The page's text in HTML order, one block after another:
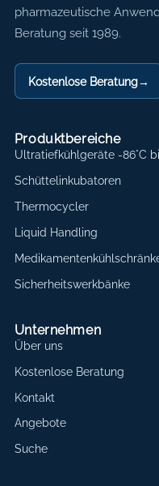
pharmazeutische
Beratung seit 1989.
Kostenlose Beratung→
Produktbereiche
Ultratiefkühlgeräte -86°C
Schüttelinkubatoren
Thermocycler
Liquid Handling
Sicherheitswerkbänke
Unternehmen
Über uns
Kostenlose Beratung
Kontakt
Angebote
Suche